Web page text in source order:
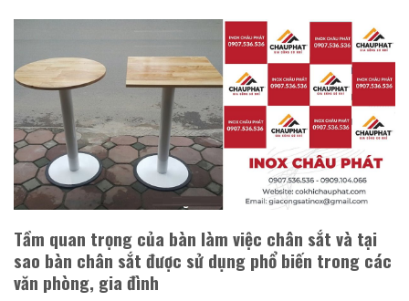
Tầm quan trọng của bàn làm việc chân sắt và tại
sao bàn chân sắt được sử dụng phổ biến trong các
văn phòng, gia đình